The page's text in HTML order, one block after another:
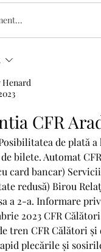
Henard
CFR
de plată
de bilete. Automat
card bancar)
redusă) Birou
a 2-a. Informare
2023 CFR
tren CFR Călători și
plecările și